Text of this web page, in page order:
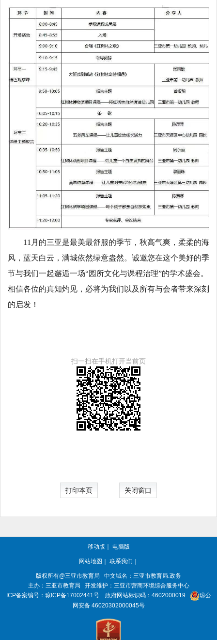
11月的三亚是最美最舒服的季节，秋高气爽，柔柔的海
风，蓝天白云，满城依然绿意盎然。诚邀您在这个美好的季
节与我们一起邂逅一场“园所文化与课程治理”的学术盛会。
相信各位的真知灼见，必将为我们以及所有与会者带来深刻
的启发！
扫一扫在手机打开当前页
打印本页 关闭窗口
移动版 电脑版
网站地图 联系我们
版权所有@三亚市教育局
中文域名：三亚市教育局.政务
主办：三亚市教育局
开发维护：三亚市营商环境综合服务中心
ICP备案编号： 琼ICP备17002441号 政府网站标识码： 4602000019
琼公
网安备 46020302000045号